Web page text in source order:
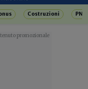
Costruzioni